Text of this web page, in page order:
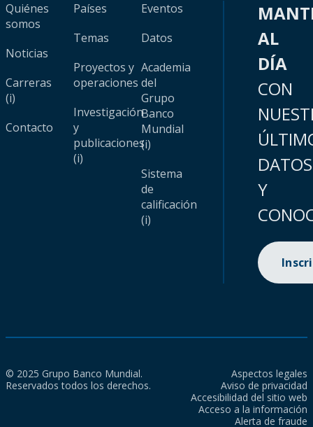
Quiénes
somos
Noticias
Carreras
(i)
Contacto
Países
Temas
Proyectos y
operaciones
Investigación
y
publicaciones
(i)
Eventos
Datos
Academia
del
Grupo
Banco
Mundial
(i)
Sistema
de
calificación
(i)
AL
DÍA
CON
DATOS
Y
© 2025 Grupo Banco Mundial.
Reservados todos los derechos.
Aspectos legales
Aviso de privacidad
Accesibilidad del sitio web
Acceso a la información
Alerta de fraude